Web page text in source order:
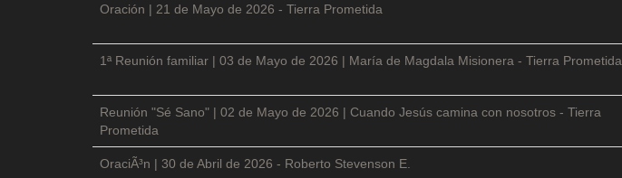
Oración | 21 de Mayo de 2026 - Tierra Prometida
1ª Reunión familiar | 03 de Mayo de 2026 | María de Magdala Misionera - Tierra Prometida
Reunión "Sé Sano" | 02 de Mayo de 2026 | Cuando Jesús camina con nosotros - Tierra
Prometida
OraciÃ³n | 30 de Abril de 2026 - Roberto Stevenson E.